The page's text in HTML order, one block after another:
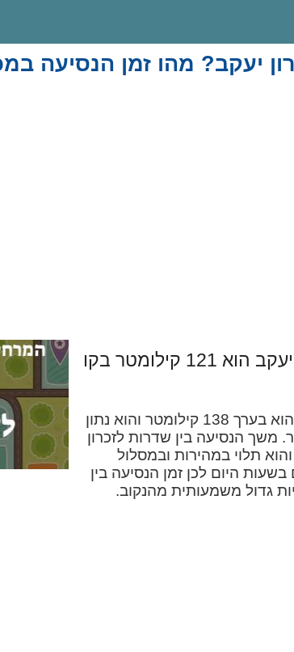
יעקב? מהו זמן הנסיעה
לזכרון יעקב הוא 121 קילומטר בקו
המרחק בין שדרות לזכרון יעקב בכבישים הוא בערך 138 קילומטר והוא נתון
משך הנסיעה בין שדרות לזכרון
הוא בערך שעה ו-58 דקות והוא תלוי במהירות ובמסלול
היום לכן זמן הנסיעה בין
גדול משמעותית מהנקוב.